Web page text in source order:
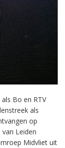
Bo en RTV
als
op
Leiden
Midvliet uit